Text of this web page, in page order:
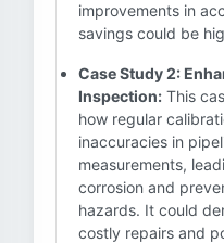
improvements in
savings could be
Case Study 2:
Inspection: This
how regular
inaccuracies in
measurements,
corrosion and
hazards. It could
costly repairs and